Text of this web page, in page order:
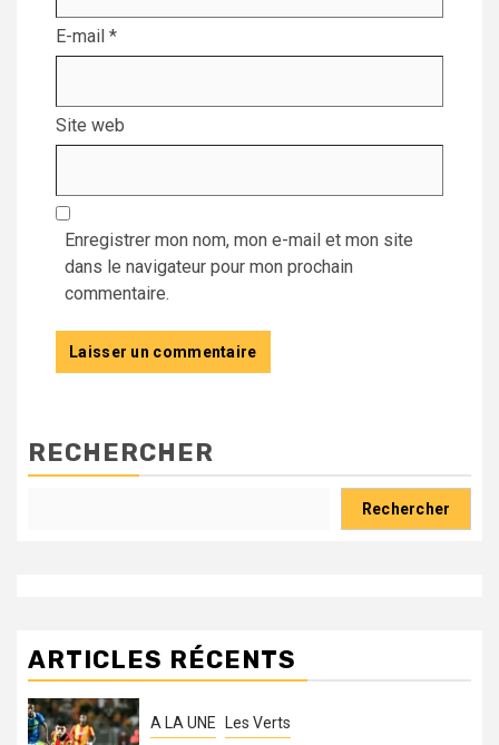
E-mail *
Site web
Enregistrer mon nom, mon e-mail et mon site
dans le navigateur pour mon prochain
commentaire.
RECHERCHER
Rechercher
ARTICLES RÉCENTS
A LA UNE Les Verts